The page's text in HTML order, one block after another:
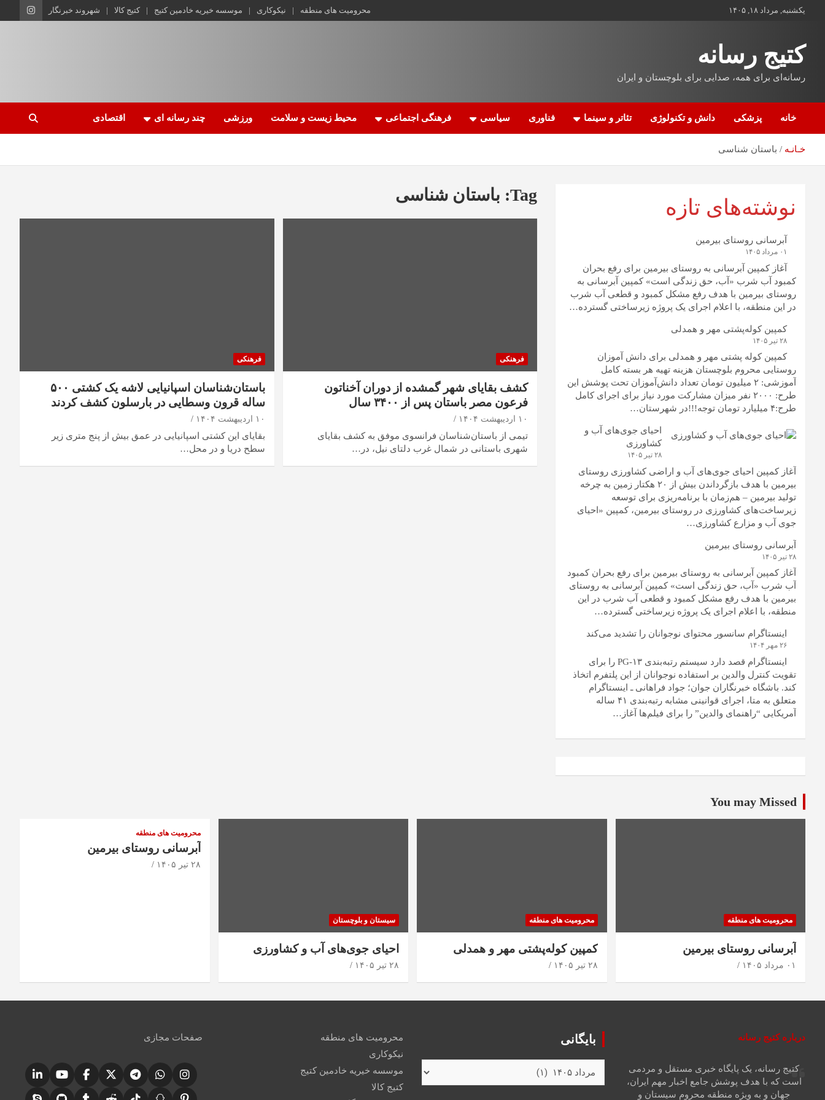
یکشنبه, مرداد ۱۸, ۱۴۰۵ محرومیت های منطقه نیکوکاری موسسه خیریه خادمین کتیج کتیج کالا شهروند خبرنگار
کتیج رسانه
رسانه‌ای برای همه، صدایی برای بلوچستان و ایران
خانه پزشکی دانش و تکنولوژی تئاتر و سینما فناوری سیاسی فرهنگی اجتماعی محیط زیست و سلامت ورزشی چند رسانه ای اقتصادی
خـانـه باستان شناسی
Tag: باستان شناسی
فرهنکی
کشف بقایای شهر گمشده از دوران آخناتون
فرعون مصر باستان پس از ۳۴۰۰ سال
۱۰ اردیبهشت ۱۴۰۴
تیمی از باستان‌شناسان فرانسوی موفق به کشف بقایای
شهری باستانی در شمال غرب دلتای نیل، در…
فرهنکی
باستان‌شناسان اسپانیایی لاشه یک کشتی ۵۰۰
ساله قرون وسطایی در بارسلون کشف کردند
۱۰ اردیبهشت ۱۴۰۴
بقایای این کشتی اسپانیایی در عمق بیش از پنج متری زیر
سطح دریا و در محل…
نوشته‌های تازه
آبرسانی روستای بیرمین
۰۱ مرداد ۱۴۰۵
آغاز کمپین آبرسانی به روستای بیرمین برای رفع بحران
کمبود آب شرب «آب، حق زندگی است» کمپین آبرسانی به
روستای بیرمین با هدف رفع مشکل کمبود و قطعی آب شرب
در این منطقه، با اعلام اجرای یک پروژه زیرساختی گسترده…
کمپین کوله‌پشتی مهر و همدلی
۲۸ تیر ۱۴۰۵
کمپین کوله‌ پشتی مهر و همدلی برای دانش آموزان
روستایی محروم بلوچستان هزینه تهیه هر بسته کامل
آموزشی: ۲ میلیون تومان تعداد دانش‌آموزان تحت پوشش این
طرح: ۲۰۰۰ نفر میزان مشارکت مورد نیاز برای اجرای کامل
طرح:۴ میلیارد تومان توجه!!!در شهرستان…
احیای جوی‌های آب و
کشاورزی
۲۸ تیر ۱۴۰۵
آغاز کمپین احیای جوی‌های آب و اراضی کشاورزی روستای
بیرمین با هدف بازگرداندن بیش از ۲۰ هکتار زمین به چرخه
تولید بیرمین – هم‌زمان با برنامه‌ریزی برای توسعه
زیرساخت‌های کشاورزی در روستای بیرمین، کمپین «احیای
جوی آب و مزارع کشاورزی…
آبرسانی روستای بیرمین
۲۸ تیر ۱۴۰۵
آغاز کمپین آبرسانی به روستای بیرمین برای رفع بحران کمبود
آب شرب «آب، حق زندگی است» کمپین آبرسانی به روستای
بیرمین با هدف رفع مشکل کمبود و قطعی آب شرب در این
منطقه، با اعلام اجرای یک پروژه زیرساختی گسترده…
اینستاگرام سانسور محتوای نوجوانان را تشدید می‌کند
۲۶ مهر ۱۴۰۴
اینستاگرام قصد دارد سیستم رتبه‌بندی PG-۱۳ را برای
تقویت کنترل والدین بر استفاده نوجوانان از این پلتفرم اتخاذ
کند. باشگاه خبرنگاران جوان؛ جواد فراهانی ـ اینستاگرام
متعلق به متا، اجرای قوانینی مشابه رتبه‌بندی ۴۱ ساله
آمریکایی “راهنمای والدین” را برای فیلم‌ها آغاز…
You may Missed
محرومیت های منطقه
آبرسانی روستای بیرمین
۰۱ مرداد ۱۴۰۵
محرومیت های منطقه
کمپین کوله‌پشتی مهر و همدلی
۲۸ تیر ۱۴۰۵
سیستان و بلوچستان
احیای جوی‌های آب و کشاورزی
۲۸ تیر ۱۴۰۵
محرومیت های منطقه
آبرسانی روستای بیرمین
۲۸ تیر ۱۴۰۵
درباره کتیج رسانه
کتیج رسانه، یک پایگاه خبری مستقل و مردمی
است که با هدف پوشش جامع اخبار مهم ایران،
جهان و به ویژه منطقه محروم سیستان و
بایگانی
محرومیت های منطقه
نیکوکاری
موسسه خیریه خادمین کتیج
کتیج کالا
صفحات مجازی